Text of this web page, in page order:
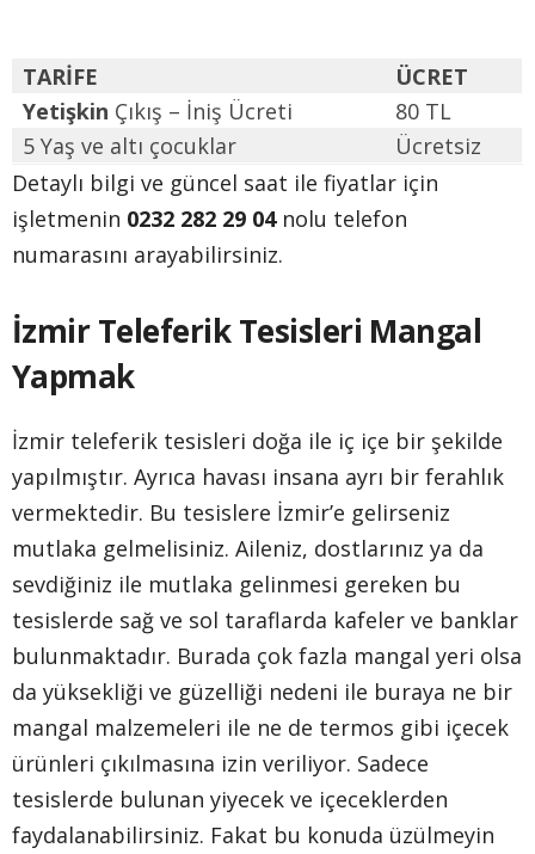
TARİFE
ÜCRET
Yetişkin Çıkış – İniş Ücreti
80 TL
5 Yaş ve altı çocuklar
Ücretsiz
Detaylı bilgi ve güncel saat ile fiyatlar için
işletmenin 0232 282 29 04nolu telefon
numarasını arayabilirsiniz.
İzmir Teleferik Tesisleri Mangal
Yapmak
İzmir teleferik tesisleri doğa ile iç içe bir şekilde
yapılmıştır. Ayrıca havası insana ayrı bir ferahlık
vermektedir. Bu tesislere İzmir’e gelirseniz
mutlaka gelmelisiniz. Aileniz, dostlarınız ya da
sevdiğiniz ile mutlaka gelinmesi gereken bu
tesislerde sağ ve sol taraflarda kafeler ve banklar
bulunmaktadır. Burada çok fazla mangal yeri olsa
da yüksekliği ve güzelliği nedeni ile buraya ne bir
mangal malzemeleri ile ne de termos gibi içecek
ürünleri çıkılmasına izin veriliyor. Sadece
tesislerde bulunan yiyecek ve içeceklerden
faydalanabilirsiniz. Fakat bu konuda üzülmeyin